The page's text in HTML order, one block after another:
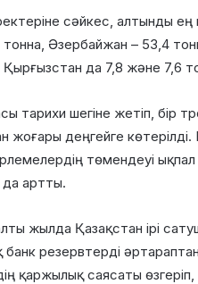
сәйкес, алтынды
Әзербайжан – 53,4
да 7,8 және 7,6
тарихи шегіне жетіп, бір
жоғары деңгейге
төмендеуі
да артты.
жылда Қазақстан ірі
резервтерді
қаржылық саясаты өзгеріп,